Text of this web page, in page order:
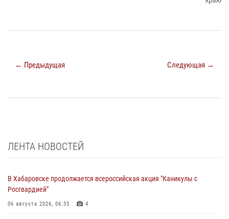
← Предыдущая Следующая →
ЛЕНТА НОВОСТЕЙ
В Хабаровске продолжается всероссийская акция "Каникулы с
Росгвардией"
06 августа 2026, 06:33 4